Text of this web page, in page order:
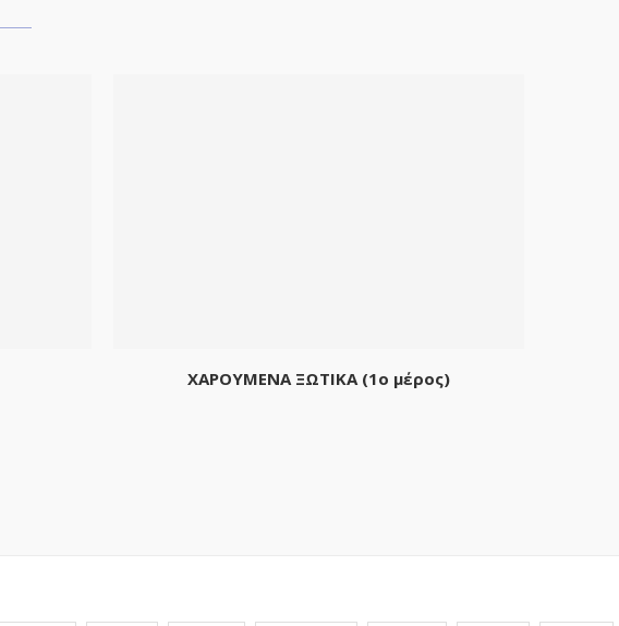
ΧΑΡΟΥΜΕΝΑ ΞΩΤΙΚΑ (1o μέρος)